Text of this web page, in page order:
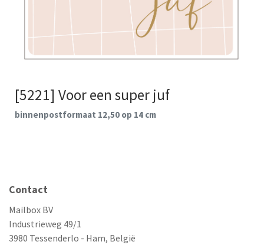
[5221] Voor een super juf
binnenpostformaat 12,50 op 14 cm
Contact
Mailbox BV
Industrieweg 49/1
3980 Tessenderlo - Ham, België